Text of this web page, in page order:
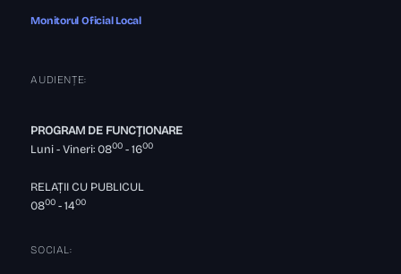
Monitorul Oficial Local
AUDIENȚE:
PROGRAM DE FUNCȚIONARE
Luni - Vineri: 0800 - 1600
RELAȚII CU PUBLICUL
0800 - 1400
SOCIAL: